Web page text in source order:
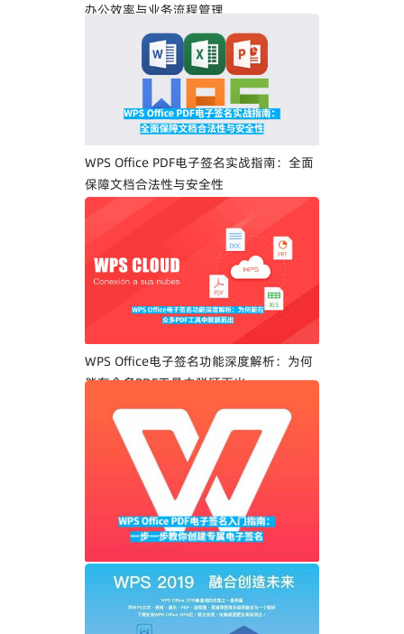
办公效率与业务流程管理
WPS Office PDF电子签名实战指南：全面
保障文档合法性与安全性
WPS Office电子签名功能深度解析：为何
能在众多PDF工具中脱颖而出
WPS Office PDF电子签名入门指南：一步
一步教你创建专属电子签名